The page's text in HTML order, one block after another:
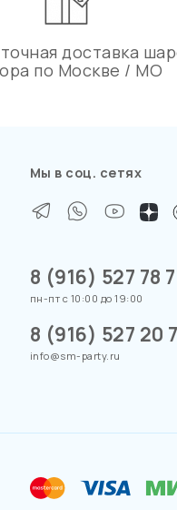
доставка
по Москве / МО
Мы в соц. сетях
8 (916) 527 78
пн-пт с 10:00 до 19:00
8 (916) 527 20
info@sm-party.ru